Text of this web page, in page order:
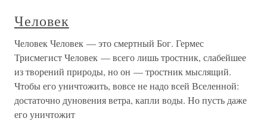
Человек
Человек Человек — это смертный Бог. Гермес
Трисмегист Человек — всего лишь тростник, слабейшее
из творений природы, но он — тростник мыслящий.
Чтобы его уничтожить, вовсе не надо всей Вселенной:
достаточно дуновения ветра, капли воды. Но пусть даже
его уничтожит